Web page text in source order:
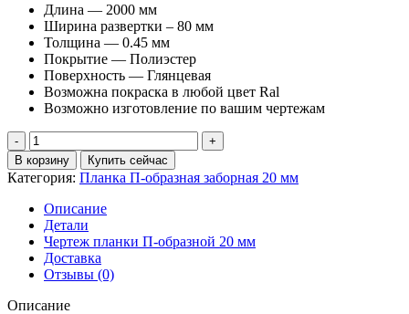
Длина — 2000 мм
Ширина развертки – 80 мм
Толщина — 0.45 мм
Покрытие — Полиэстер
Поверхность — Глянцевая
Возможна покраска в любой цвет Ral
Возможно изготовление по вашим чертежам
Количество
товара
Планка
П-
образная
заборная
20
PE
0,45
мм
RAL
В корзину Купить сейчас
Категория: Планка П-образная заборная 20 мм
Описание
Детали
Чертеж планки П-образной 20 мм
Доставка
Отзывы (0)
Описание